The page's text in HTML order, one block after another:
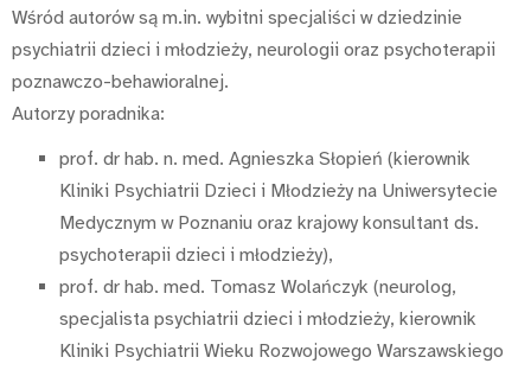
Wśród autorów są m.in. wybitni specjaliści w dziedzinie
psychiatrii dzieci i młodzieży, neurologii oraz psychoterapii
poznawczo-behawioralnej.
Autorzy poradnika:
prof. dr hab. n. med. Agnieszka Słopień (kierownik
Kliniki Psychiatrii Dzieci i Młodzieży na Uniwersytecie
Medycznym w Poznaniu oraz krajowy konsultant ds.
psychoterapii dzieci i młodzieży),
prof. dr hab. med. Tomasz Wolańczyk (neurolog,
specjalista psychiatrii dzieci i młodzieży, kierownik
Kliniki Psychiatrii Wieku Rozwojowego Warszawskiego